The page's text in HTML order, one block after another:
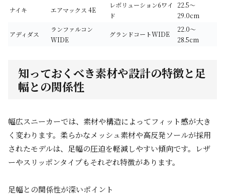
ナイキ エアマックス 4E
レボリューション6ワイ
ド
22.5〜
29.0cm
アディダス
ランファルコン
WIDE
グランドコートWIDE
22.0〜
28.5cm
知っておくべき素材や設計の特徴と足
幅との関係性
幅広スニーカーでは、素材や構造によってフィット感が大き
く変わります。柔らかなメッシュ素材や高反発ソールが採用
されたモデルは、足幅の圧迫を軽減しやすい傾向です。レザ
ーやスリッポンタイプもそれぞれ特徴があります。
足幅との関係性が深いポイント